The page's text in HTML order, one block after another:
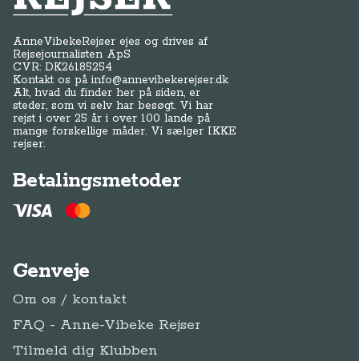
AnneVibekeRejser ejes og drives af
Rejsejournalisten ApS
CVR: DK26185254
Kontakt os påinfo@annevibekerejser.dk
Alt, hvad du finder her på siden, er
steder, som vi selv har besøgt. Vi har
rejst i over 25 år i over 100 lande på
mange forskellige måder. Vi sælger IKKE
rejser.
Betalingsmetoder
Genveje
Om os / kontakt
FAQ - Anne-Vibeke Rejser
Tilmeld dig Klubben